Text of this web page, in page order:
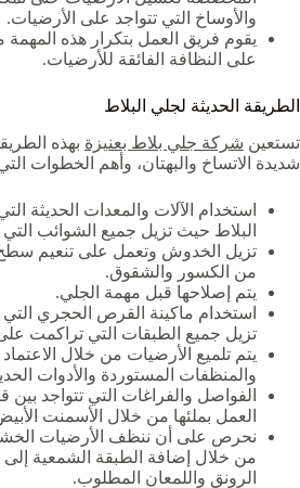
والأوساخ التي تتواجد على الأرضيات.
يقوم فريق العمل بتكرار هذه
على النظافة الفائقة للأرضيات.
الطريقة الحديثة لجلي البلاط
تستعين شركة جلي بلاط بعنيزة بهذه
شديدة الاتساخ والبهتان، وأهم الخطوات
استخدام الآلات والمعدات الحديثة
البلاط حيث تزيل جميع الشوائب
تزيل الخدوش وتعمل على تنعيم سطح
من الكسور والشقوق.
يتم إصلاحها قبل مهمة الجلي.
استخدام ماكينة القرص الحجري
تزيل جميع الطبقات التي تراكمت
يتم تلميع الأرضيات من خلال
والمنظفات المستوردة والأدوات
الفواصل والفراغات التي تتواجد
العمل بملئها من خلال الأسمنت
نحرص على أن ننظف الأرضيات
من خلال إضافة الطبقة الشمعية
الرونق واللمعان المطلوب.